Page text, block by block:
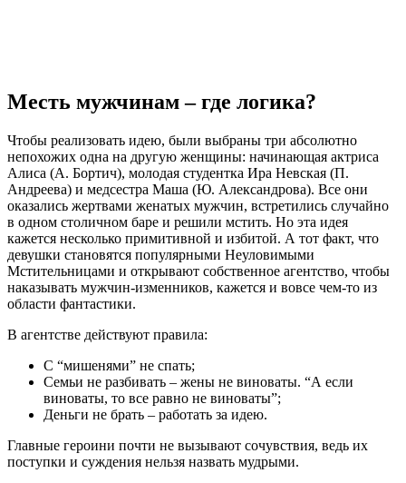
Месть мужчинам – где логика?
Чтобы реализовать идею, были выбраны три абсолютно
непохожих одна на другую женщины: начинающая актриса
Алиса (А. Бортич), молодая студентка Ира Невская (П.
Андреева) и медсестра Маша (Ю. Александрова). Все они
оказались жертвами женатых мужчин, встретились случайно
в одном столичном баре и решили мстить. Но эта идея
кажется несколько примитивной и избитой. А тот факт, что
девушки становятся популярными Неуловимыми
Мстительницами и открывают собственное агентство, чтобы
наказывать мужчин-изменников, кажется и вовсе чем-то из
области фантастики.
В агентстве действуют правила:
С “мишенями” не спать;
Семьи не разбивать – жены не виноваты. “А если
виноваты, то все равно не виноваты”;
Деньги не брать – работать за идею.
Главные героини почти не вызывают сочувствия, ведь их
поступки и суждения нельзя назвать мудрыми.